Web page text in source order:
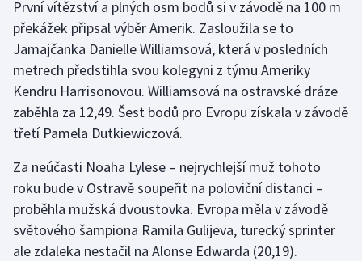
První vítězství a plných osm bodů si v závodě na 100 m
překážek připsal výběr Amerik. Zasloužila se to
Jamajčanka Danielle Williamsová, která v posledních
metrech předstihla svou kolegyni z týmu Ameriky
Kendru Harrisonovou. Williamsová na ostravské dráze
zaběhla za 12,49. Šest bodů pro Evropu získala v závodě
třetí Pamela Dutkiewiczová.
Za neúčasti Noaha Lylese – nejrychlejší muž tohoto
roku bude v Ostravě soupeřit na poloviční distanci –
proběhla mužská dvoustovka. Evropa měla v závodě
světového šampiona Ramila Gulijeva, turecký sprinter
ale zdaleka nestačil na Alonse Edwarda (20,19).